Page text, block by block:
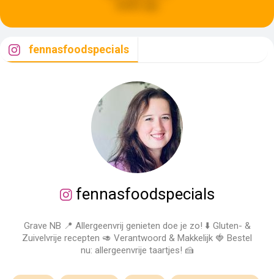
fennasfoodspecials
fennasfoodspecials
Grave NB 📍 Allergeenvrij genieten doe je zo! ⬇️ Gluten- &
Zuivelvrije recepten 🥑 Verantwoord & Makkelijk 🍓 Bestel
nu: allergeenvrije taartjes! 🍰